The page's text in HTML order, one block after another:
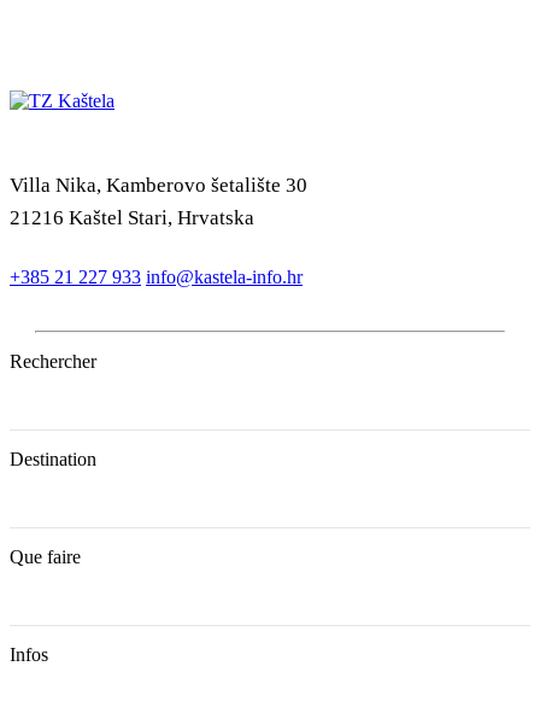
Villa Nika, Kamberovo šetalište 30
21216 Kaštel Stari, Hrvatska
+385 21 227 933 info@kastela-info.hr
Rechercher
Destination
Que faire
Infos